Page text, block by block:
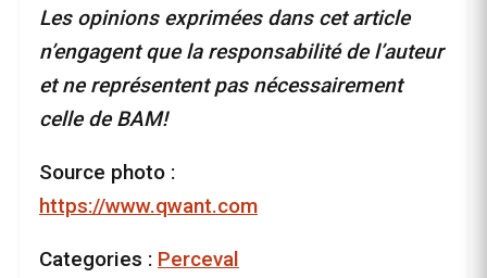
Les opinions exprimées dans cet article
n’engagent que la responsabilité de l’auteur
et ne représentent pas nécessairement
celle de BAM!
Source photo :
https://www.qwant.com
Categories : Perceval